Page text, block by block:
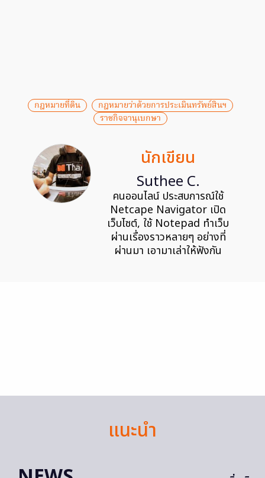
กฎหมายที่ดิน
กฎหมายว่าด้วยการประเมินทรัพย์สินฯ
ราชกิจจานุเบกษา
นักเขียน
Suthee C.
คนออนไลน์ ประสบการณ์ใช้
Netcape Navigator เปิด
เว็บไซต์, ใช้ Notepad ทำเว็บ
ผ่านเรื่องราวหลายๆ อย่างที่
ผ่านมา เอามาเล่าให้ฟังกัน
แนะนำ